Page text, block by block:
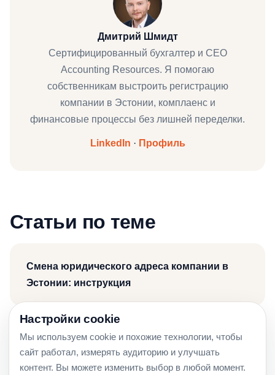
Дмитрий Шмидт
Сертифицированный бухгалтер и CEO
Accounting Resources. Я помогаю
собственникам выстроить регистрацию
компании в Эстонии, комплаенс и
финансовые процессы без лишней переделки.
LinkedIn · Профиль
Статьи по теме
Смена юридического адреса компании в
Эстонии: инструкция
Проверка компании в Эстонии перед
подписанием договора
Настройки cookie
Мы используем cookie и похожие технологии, чтобы
сайт работал, измерять аудиторию и улучшать
контент. Вы можете изменить выбор в любой момент.